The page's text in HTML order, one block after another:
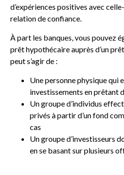
d’expériences positives avec
relation de confiance.
À part les banques, vous pouvez
prêt hypothécaire auprès d’un
peut s’agir de :
Une personne physique qui
investissements en prêtant
Un groupe d’individus
privés à partir d’un fond
cas
Un groupe d’investisseurs
en se basant sur plusieurs